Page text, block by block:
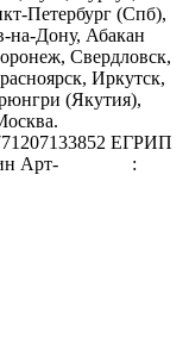
Петербург (Спб),
на-Дону, Абакан
Свердловск,
Иркутск,
(Якутия),
ЕГРИП
Арт-
: